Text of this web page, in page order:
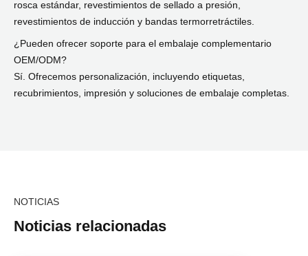
rosca estándar, revestimientos de sellado a presión,
revestimientos de inducción y bandas termorretráctiles.
¿Pueden ofrecer soporte para el embalaje complementario
OEM/ODM?
Sí. Ofrecemos personalización, incluyendo etiquetas,
recubrimientos, impresión y soluciones de embalaje completas.
NOTICIAS
Noticias relacionadas